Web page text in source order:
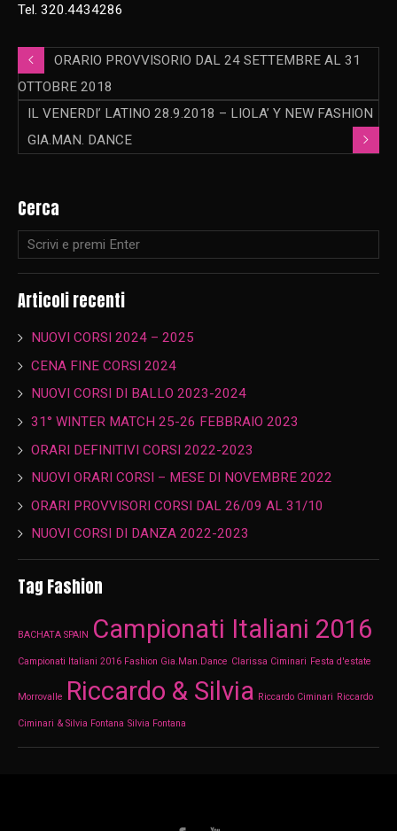
Tel. 320.4434286
ORARIO PROVVISORIO DAL 24 SETTEMBRE AL 31
OTTOBRE 2018
IL VENERDI’ LATINO 28.9.2018 – LIOLA’ Y NEW FASHION
GIA.MAN. DANCE
Cerca
Articoli recenti
NUOVI CORSI 2024 – 2025
CENA FINE CORSI 2024
NUOVI CORSI DI BALLO 2023-2024
31° WINTER MATCH 25-26 FEBBRAIO 2023
ORARI DEFINITIVI CORSI 2022-2023
NUOVI ORARI CORSI – MESE DI NOVEMBRE 2022
ORARI PROVVISORI CORSI DAL 26/09 AL 31/10
NUOVI CORSI DI DANZA 2022-2023
Tag Fashion
BACHATA SPAIN Campionati Italiani 2016
Campionati Italiani 2016 Fashion Gia.Man.Dance Clarissa Ciminari Festa d'estate
Morrovalle Riccardo & Silvia Riccardo Ciminari Riccardo
Ciminari & Silvia Fontana Silvia Fontana